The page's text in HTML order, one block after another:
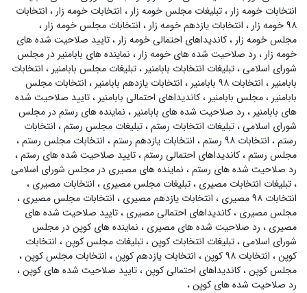
انتخابات خومه زار ،تبلیغات مجلس خومه زار ، انتخابات خومه زار ، انتخابات
۹۸ خومه زار
، انتخابات یازدهم خومه زار ، انتخابات مجلس خومه زار ،
مجلس خومه زار ،کاندیداهای احتمالی خومه زار ،تایید صلاحیت شده های
خومه زار ، رد صلاحیت شده های خومه زار ، نماینده های بابامنیر در مجلس
شورای اسلامی،تبلیغات انتخابات بابامنیر ،تبلیغات مجلس بابامنیر ، انتخابات
بابامنیر ، انتخابات ۹۸ بابامنیر ، انتخابات یازدهم بابامنیر ، انتخابات مجلس
بابامنیر ،مجلس بابامنیر ،کاندیداهای احتمالی بابامنیر ،تایید صلاحیت شده
های بابامنیر ، رد صلاحیت شده های بابامنیر ، نماینده های رستم در مجلس
شورای اسلامی،تبلیغات انتخابات رستم،تبلیغات مجلس رستم، انتخابات
رستم، انتخابات ۹۸ رستم ، انتخابات یازدهم رستم، انتخابات مجلس رستم،
مجلس رستم،کاندیداهای احتمالی رستم،تایید صلاحیت شده های رستم،
رد صلاحیت شده های رستم، نماینده های مصیری در مجلس شورای اسلامی
،تبلیغات انتخابات مصیری ،تبلیغات مجلس مصیری ، انتخابات مصیری ،
انتخابات ۹۸ مصیری
، انتخابات یازدهم مصیری ، انتخابات مجلس مصیری ،
مجلس مصیری ،کاندیداهای احتمالی مصیری ،تایید صلاحیت شده های
مصیری ، رد صلاحیت شده های مصیری ، نماینده های کوپن در مجلس
شورای اسلامی،تبلیغات انتخابات کوپن،تبلیغات مجلس کوپن، انتخابات
کوپن، انتخابات ۹۸ کوپن ، انتخابات یازدهم کوپن، انتخابات مجلس کوپن،
مجلس کوپن،کاندیداهای احتمالی کوپن،تایید صلاحیت شده های کوپن،
رد صلاحیت شده های کوپن،